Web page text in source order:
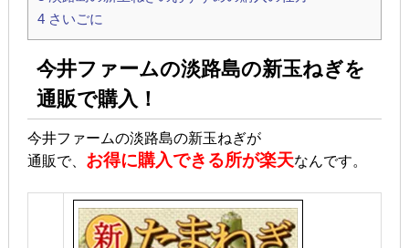
4さいごに
今井ファームの淡路島の新玉ねぎを
通販で購入！
今井ファームの淡路島の新玉ねぎが
通販で、 お得に購入できる所が楽天なんです。